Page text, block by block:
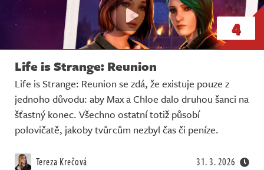
4
Life is Strange: Reunion
Life is Strange: Reunion se zdá, že existuje pouze z
jednoho důvodu: aby Max a Chloe dalo druhou šanci na
šťastný konec. Všechno ostatní totiž působí
polovičatě, jakoby tvůrcům nezbyl čas či peníze.
Tereza Krečová 31. 3. 2026